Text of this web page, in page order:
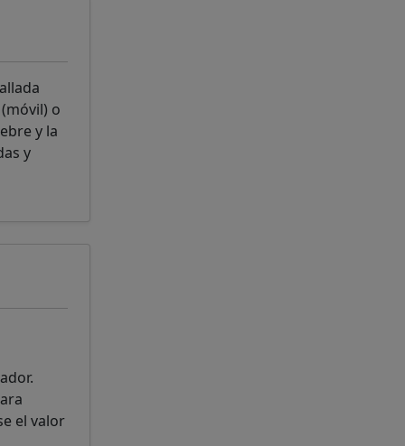
o
y la
y
el valor